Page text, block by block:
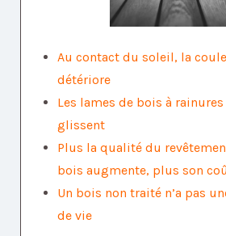
Au contact du soleil, la
détériore
Les lames de bois à
glissent
Plus la qualité du
bois augmente, plus son
Un bois non traité n’a pas
de vie